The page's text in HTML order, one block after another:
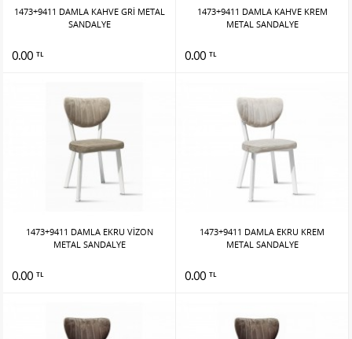
1473+9411 DAMLA KAHVE GRİ METAL
SANDALYE
0.00 TL
1473+9411 DAMLA KAHVE KREM
METAL SANDALYE
0.00 TL
1473+9411 DAMLA EKRU VİZON
METAL SANDALYE
0.00 TL
1473+9411 DAMLA EKRU KREM
METAL SANDALYE
0.00 TL